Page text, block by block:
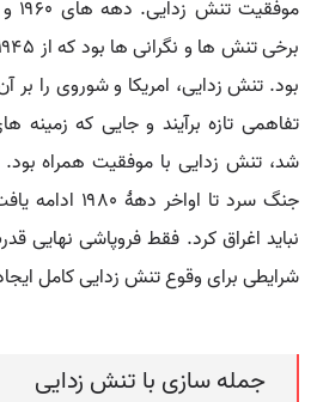
بود. تنش زدایی، امریکا و شوروی را
تفاهمی تازه برآیند و جایی که
شد، تنش زدایی با موفقیت همراه
جنگ سرد تا
شرایطی برای وقوع تنش زدایی کامل
جمله سازی با تنش زدایی